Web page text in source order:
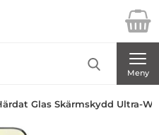
Telecom AB
Meny
Glas Skärmskydd Ultra-